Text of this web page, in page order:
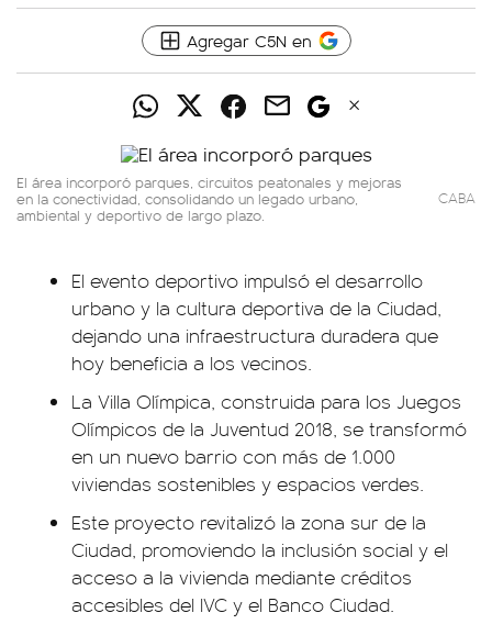
Agregar C5N en
El área incorporó parques, circuitos peatonales y mejoras
en la conectividad, consolidando un legado urbano,
ambiental y deportivo de largo plazo.
CABA
El evento deportivo impulsó el desarrollo
urbano y la cultura deportiva de la Ciudad,
dejando una infraestructura duradera que
hoy beneficia a los vecinos.
La Villa Olímpica, construida para los Juegos
Olímpicos de la Juventud 2018, se transformó
en un nuevo barrio con más de 1.000
viviendas sostenibles y espacios verdes.
Este proyecto revitalizó la zona sur de la
Ciudad, promoviendo la inclusión social y el
acceso a la vivienda mediante créditos
accesibles del IVC y el Banco Ciudad.